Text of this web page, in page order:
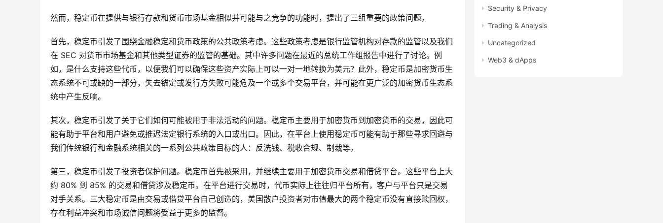
然而，稳定币在提供与银行存款和货币市场基金相似并可能与之竞争的功能时，提出了三组重要的政策问题。
首先，稳定币引发了围绕金融稳定和货币政策的公共政策考虑。这些政策考虑是银行监管机构对存款的监管以及我们
在 SEC 对货币市场基金和其他类型证券的监管的基础。其中许多问题在最近的总统工作组报告中进行了讨论。例
如，是什么支持这些代币，以便我们可以确保这些资产实际上可以一对一地转换为美元？此外，稳定币是加密货币生
态系统不可或缺的一部分，失去锚定或发行方失败可能危及一个或多个交易平台，并可能在更广泛的加密货币生态系
统中产生反响。
其次，稳定币引发了关于它们如何可能被用于非法活动的问题。稳定币主要用于加密货币到加密货币的交易，因此可
能有助于平台和用户避免或推迟法定银行系统的入口或出口。因此，在平台上使用稳定币可能有助于那些寻求回避与
我们传统银行和金融系统相关的一系列公共政策目标的人：反洗钱、税收合规、制裁等。
第三，稳定币引发了投资者保护问题。稳定币首先被采用，并继续主要用于加密货币交易和借贷平台。这些平台上大
约 80% 到 85% 的交易和借贷涉及稳定币。在平台进行交易时，代币实际上往往归平台所有，客户与平台只是交易
对手关系。三大稳定币是由交易或借贷平台自己创造的，美国散户投资者对市值最大的两个稳定币没有直接赎回权，
存在利益冲突和市场诚信问题将受益于更多的监督。
Security & Privacy
Trading & Analysis
Uncategorized
Web3 & dApps